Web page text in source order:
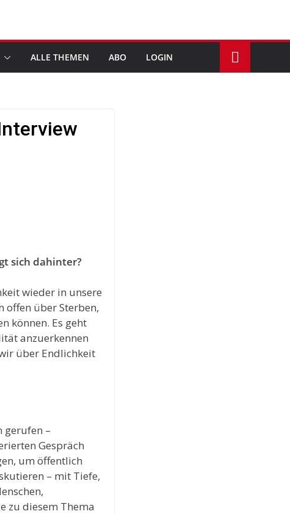
ALLE THEMEN ABO LOGIN
sich dahinter?
wieder in unsere
offen über Sterben,
können. Es geht
anzuerkennen
über Endlichkeit
gerufen –
Gespräch
um öffentlich
– mit Tiefe,
zu diesem Thema